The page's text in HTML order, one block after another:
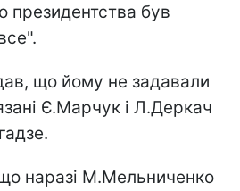
президентства був
що йому не задавали
Є.Марчук і Л.Деркач
наразі М.Мельниченко